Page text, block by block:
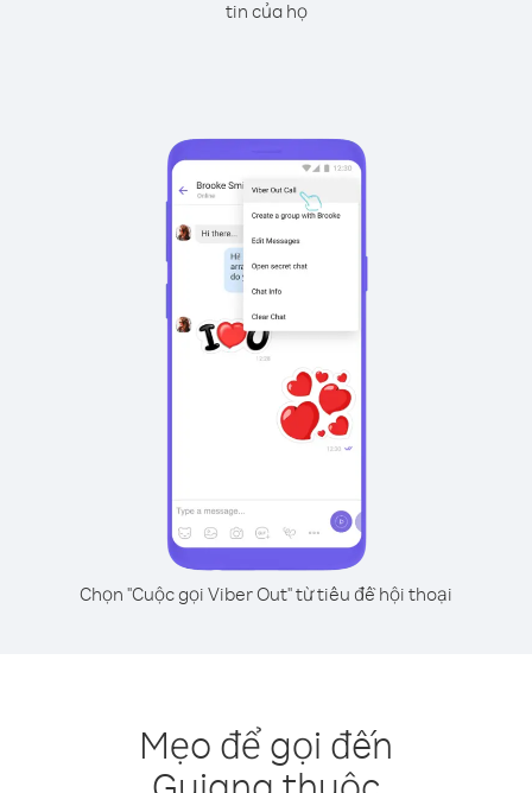
tin của họ
Chọn "Cuộc gọi Viber Out" từ tiêu đề hội thoại
Mẹo để gọi đến